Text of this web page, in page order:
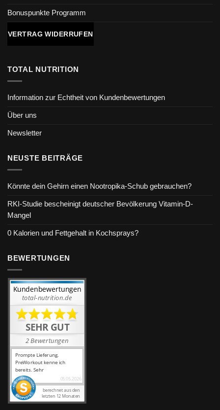
Bonuspunkte Programm
VERTRAG WIDERRUFEN
TOTAL NUTRITION
Information zur Echtheit von Kundenbewertungen
Über uns
Newsletter
NEUSTE BEITRÄGE
Könnte dein Gehirn einen Nootropika-Schub gebrauchen?
RKI-Studie bescheinigt deutscher Bevölkerung Vitamin-D-
Mangel
0 Kalorien und Fettgehalt in Kochsprays?
BEWERTUNGEN